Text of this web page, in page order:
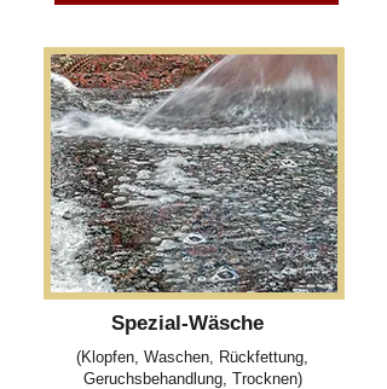
Spezial-Wäsche
(Klopfen, Waschen, Rückfettung,
Geruchsbehandlung, Trocknen)